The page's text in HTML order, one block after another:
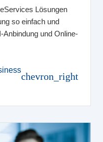
Lösungen
so einfach und
und Online-
chevron_right